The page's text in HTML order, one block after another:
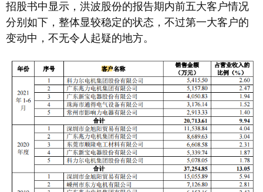
招股书中显示，洪波股份的报告期内前五大客户情况
分别如下，整体显较稳定的状态，不过第一大客户的
变动中，不无令人起疑的地方。